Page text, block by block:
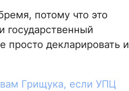
потому что это
государственный
просто декларировать и
Грищука, если УПЦ